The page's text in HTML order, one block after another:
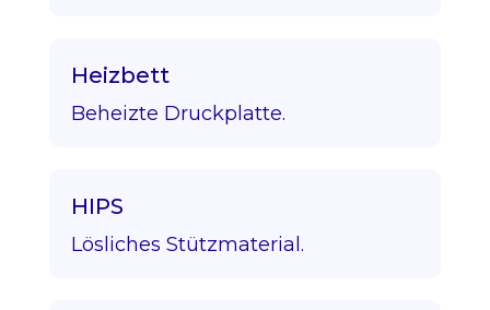
Heizbett
Beheizte Druckplatte.
HIPS
Lösliches Stützmaterial.